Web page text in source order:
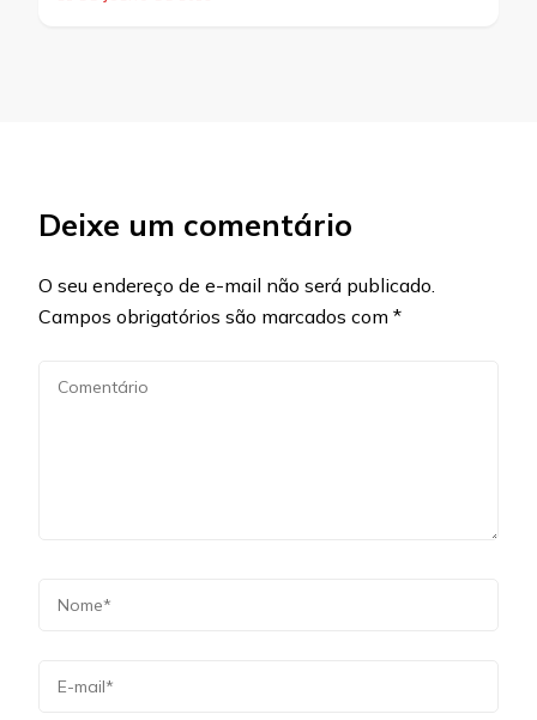
Deixe um comentário
O seu endereço de e-mail não será publicado.
Campos obrigatórios são marcados com *